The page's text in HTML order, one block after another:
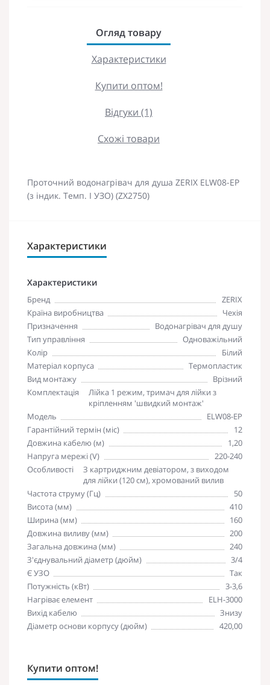
Огляд товару
Характеристики
Купити оптом!
Відгуки (1)
Схожі товари
Проточний водонагрівач для душа ZERIX ELW08-EP
(з індик. Темп. І УЗО) (ZX2750)
Характеристики
Характеристики
Бренд
ZERIX
Країна виробництва
Чехія
Призначення
Водонагрівач для душу
Тип управління
Одноважільний
Колір
Білий
Матеріал корпуса
Термопластик
Вид монтажу
Врізний
Комплектація
Лійка 1 режим, тримач для лійки з
кріпленням 'швидкий монтаж'
Модель
ELW08-EP
Гарантійний термін (міс)
12
Довжина кабелю (м)
1,20
Напруга мережі (V)
220-240
Особливості
З картриджним девіатором, з виходом
для лійки (120 см), хромований вилив
Частота струму (Гц)
50
Висота (мм)
410
Ширина (мм)
160
Довжина виливу (мм)
200
Загальна довжина (мм)
240
З'єднувальний діаметр (дюйм)
3/4
Є УЗО
Так
Потужність (кВт)
3-3,6
Нагріває елемент
ELH-3000
Вихід кабелю
Знизу
Діаметр основи корпусу (дюйм)
420,00
Купити оптом!